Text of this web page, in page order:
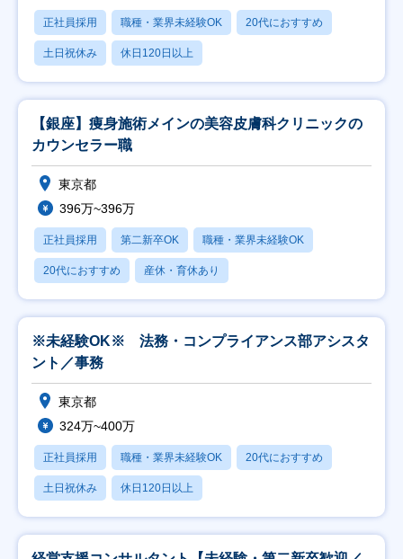
正社員採用 職種・業界未経験OK 20代におすすめ
土日祝休み 休日120日以上
【銀座】痩身施術メインの美容皮膚科クリニックの
カウンセラー職
東京都
396万~396万
正社員採用 第二新卒OK 職種・業界未経験OK
20代におすすめ 産休・育休あり
※未経験OK※ 法務・コンプライアンス部アシスタ
ント／事務
東京都
324万~400万
正社員採用 職種・業界未経験OK 20代におすすめ
土日祝休み 休日120日以上